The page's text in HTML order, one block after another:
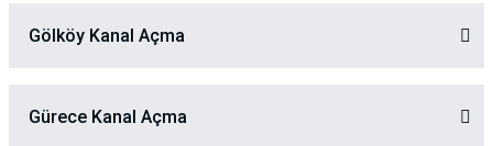
Gölköy Kanal Açma
Gürece Kanal Açma